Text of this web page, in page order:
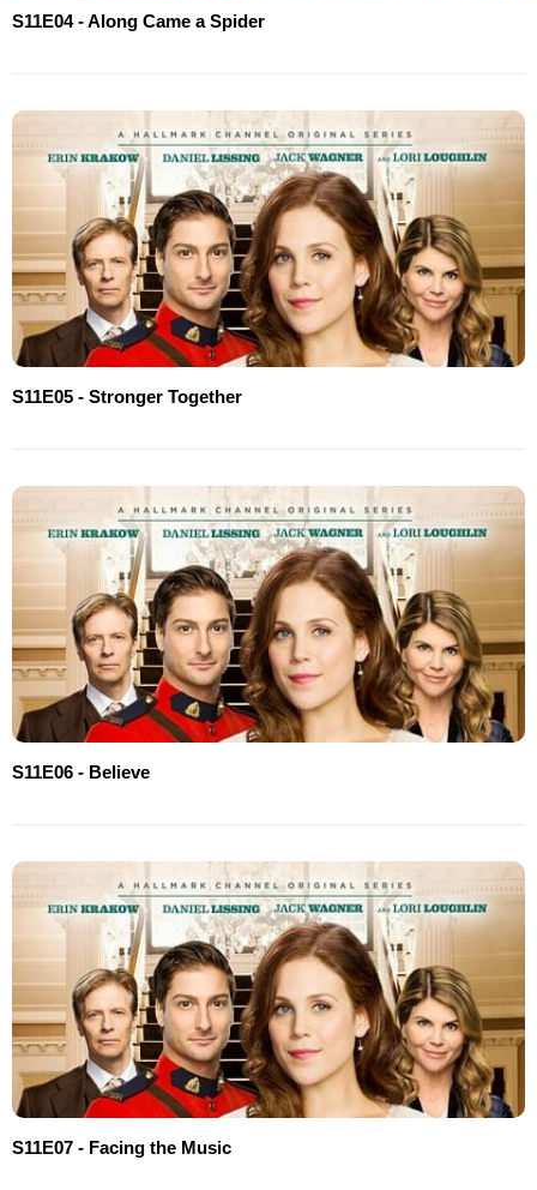
S11E04 - Along Came a Spider
S11E05 - Stronger Together
S11E06 - Believe
S11E07 - Facing the Music